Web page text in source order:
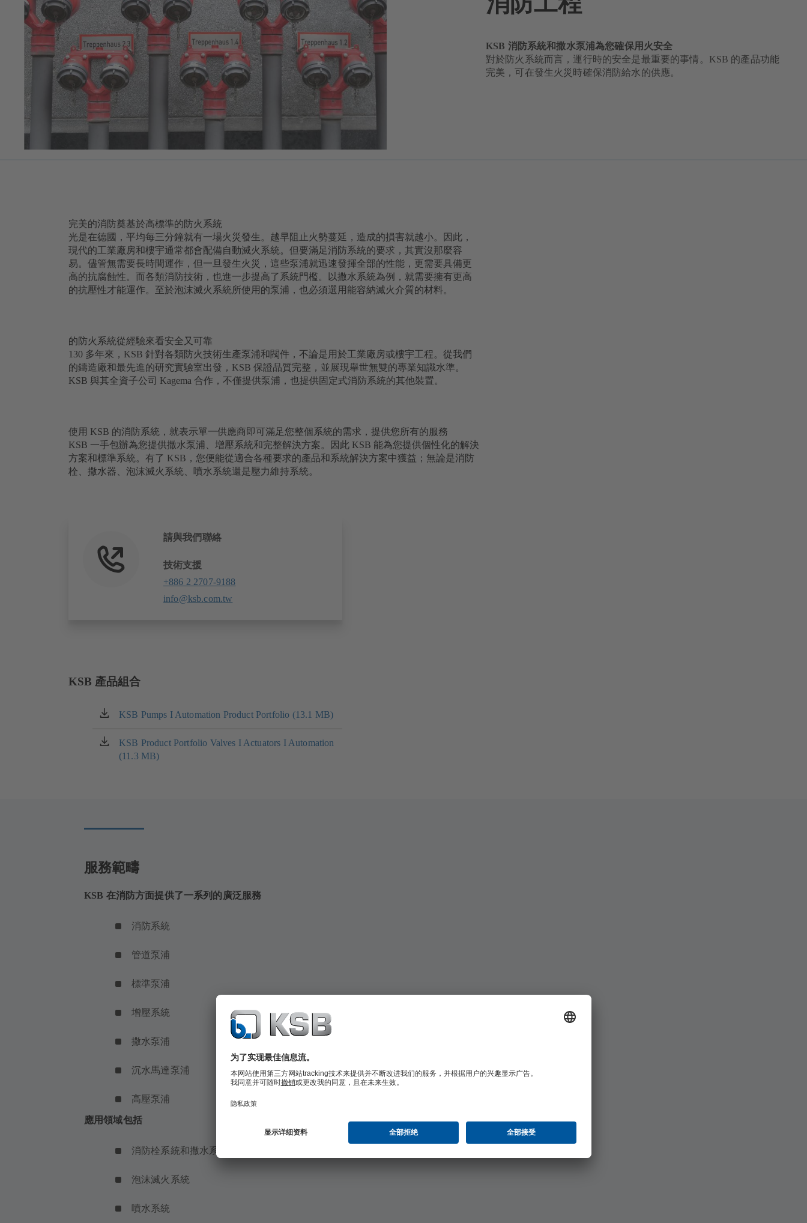
KSB 消防系統和撒水泵浦為您確保用火安全
對於防火系統而言，運行時的安全是最重要的事情。KSB 的產品功能
完美，可在發生火災時確保消防給水的供應。
完美的消防奠基於高標準的防火系統
光是在德國，平均每三分鐘就有一場火災發生。越早阻止火勢蔓延，造成的損害就越小。因此，
現代的工業廠房和樓宇通常都會配備自動滅火系統。但要滿足消防系統的要求，其實沒那麼容
易。儘管無需要長時間運作，但一旦發生火災，這些泵浦就迅速發揮全部的性能，更需要具備更
高的抗腐蝕性。而各類消防技術，也進一步提高了系統門檻。以撒水系統為例，就需要擁有更高
的抗壓性才能運作。至於泡沫滅火系統所使用的泵浦，也必須選用能容納滅火介質的材料。
的防火系統從經驗來看安全又可靠
130 多年來，KSB 針對各類防火技術生產泵浦和閥件，不論是用於工業廠房或樓宇工程。從我們
的鑄造廠和最先進的研究實驗室出發，KSB 保證品質完整，並展現舉世無雙的專業知識水準。
KSB 與其全資子公司 Kagema 合作，不僅提供泵浦，也提供固定式消防系統的其他裝置。
使用 KSB 的消防系統，就表示單一供應商即可滿足您整個系統的需求，提供您所有的服務
KSB 一手包辦為您提供撒水泵浦、增壓系統和完整解決方案。因此 KSB 能為您提供個性化的解決
方案和標準系統。有了 KSB，您便能從適合各種要求的產品和系統解決方案中獲益；無論是消防
栓、撒水器、泡沫滅火系統、噴水系統還是壓力維持系統。
請與我們聯絡
技術支援
+886 2 2707-9188
info@ksb.com.tw
KSB 產品組合
KSB Pumps I Automation Product Portfolio (13.1 MB)
（在
新
标
签
KSB Product Portfolio Valves I Actuators I Automation
(11.3 MB)
（在
新
服務範疇
KSB 在消防方面提供了一系列的廣泛服務
消防系統
管道泵浦
標準泵浦
增壓系統
撒水泵浦
沉水馬達泵浦
高壓泵浦
應用領域包括
消防栓系統和撒水系統
泡沫滅火系統
噴水系統